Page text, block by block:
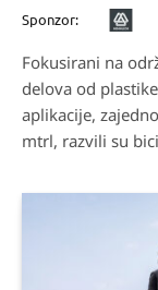
Sponzor:
Fokusirani na
delova od
aplikacije,
mtrl, razvili su